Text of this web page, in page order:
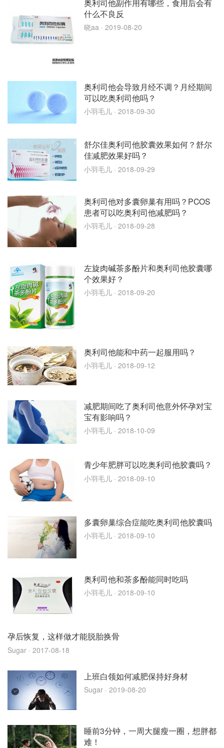
奥利司他副作用有哪些，食用后会有
什么不良反
晓aa · 2019-08-20
奥利司他会导致月经不调？月经期间
可以吃奥利司他吗？
小羽毛儿 · 2018-09-30
舒尔佳奥利司他胶囊效果如何？舒尔
佳减肥效果好吗？
小羽毛儿 · 2018-09-29
奥利司他对多囊卵巢有用吗？PCOS
患者可以吃奥利司他减肥吗？
小羽毛儿 · 2018-09-28
左旋肉碱茶多酚片和奥利司他胶囊哪
个效果好？
小羽毛儿 · 2018-09-20
奥利司他能和中药一起服用吗？
小羽毛儿 · 2018-09-12
减肥期间吃了奥利司他意外怀孕对宝
宝有影响吗？
小羽毛儿 · 2018-10-09
青少年肥胖可以吃奥利司他胶囊吗？
小羽毛儿 · 2018-09-10
多囊卵巢综合症能吃奥利司他胶囊吗
小羽毛儿 · 2018-09-10
奥利司他和茶多酚能同时吃吗
小羽毛儿 · 2018-09-10
孕后恢复，这样做才能脱胎换骨
Sugar · 2017-08-18
上班白领如何减肥保持好身材
Sugar · 2019-08-20
睡前3分钟，一周大腿瘦一圈，想胖都
难！